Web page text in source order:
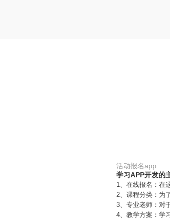
活动报名app
学习APP开发的
1、在线报名：在
2、课程分类：为
3、专业老师：对
4、教学方案：学